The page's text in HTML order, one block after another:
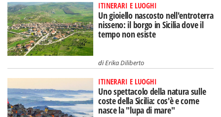
ITINERARI E LUOGHI
Un gioiello nascosto nell'entroterra
nisseno: il borgo in Sicilia dove il
tempo non esiste
diErika Diliberto
ITINERARI E LUOGHI
Uno spettacolo della natura sulle
coste della Sicilia: cos'è e come
nasce la "lupa di mare"